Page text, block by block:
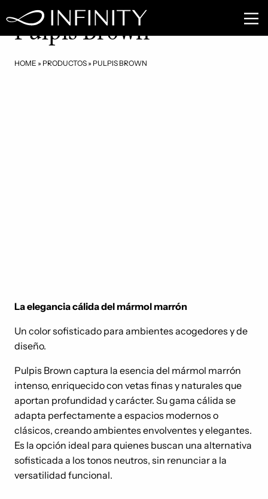
HOME » PRODUCTOS » PULPIS BROWN
MB08
Pulpis Brown
La elegancia cálida del mármol marrón
Un color sofisticado para ambientes acogedores y de
diseño.
Pulpis Brown captura la esencia del mármol marrón
intenso, enriquecido con vetas finas y naturales que
aportan profundidad y carácter. Su gama cálida se
adapta perfectamente a espacios modernos o
clásicos, creando ambientes envolventes y elegantes.
Es la opción ideal para quienes buscan una alternativa
sofisticada a los tonos neutros, sin renunciar a la
versatilidad funcional.